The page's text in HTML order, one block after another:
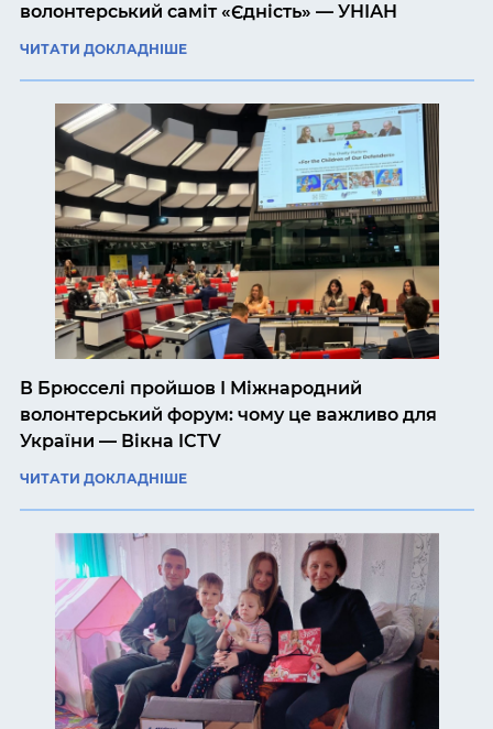
волонтерський саміт «Єдність» — УНІАН
ЧИТАТИ ДОКЛАДНІШЕ
В Брюсселі пройшов І Міжнародний
волонтерський форум: чому це важливо для
України — Вікна ICTV
ЧИТАТИ ДОКЛАДНІШЕ